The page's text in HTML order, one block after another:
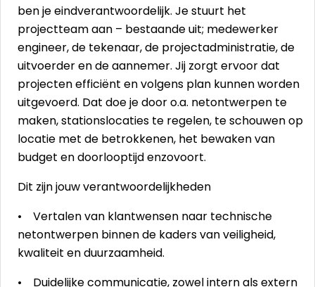
ben je eindverantwoordelijk. Je stuurt het
projectteam aan – bestaande uit; medewerker
engineer, de tekenaar, de projectadministratie, de
uitvoerder en de aannemer. Jij zorgt ervoor dat
projecten efficiënt en volgens plan kunnen worden
uitgevoerd. Dat doe je door o.a. netontwerpen te
maken, stationslocaties te regelen, te schouwen op
locatie met de betrokkenen, het bewaken van
budget en doorlooptijd enzovoort.
Dit zijn jouw verantwoordelijkheden
• Vertalen van klantwensen naar technische
netontwerpen binnen de kaders van veiligheid,
kwaliteit en duurzaamheid.
• Duidelijke communicatie, zowel intern als extern